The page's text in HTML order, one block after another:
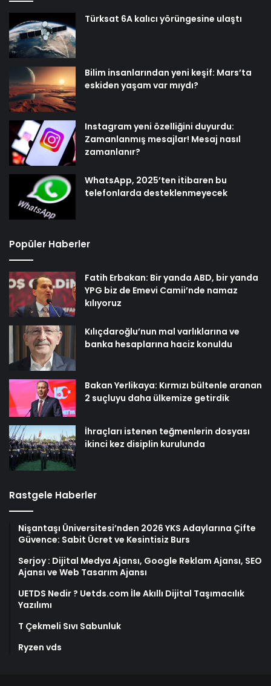
Türksat 6A kalıcı yörüngesine ulaştı
Bilim insanlarından yeni keşif: Mars’ta
eskiden yaşam var mıydı?
Instagram yeni özelliğini duyurdu:
Zamanlanmış mesajlar! Mesaj nasıl
zamanlanır?
WhatsApp, 2025’ten itibaren bu
telefonlarda desteklenmeyecek
Popüler Haberler
Fatih Erbakan: Bir yanda ABD, bir yanda
YPG biz de Emevi Camii’nde namaz
kılıyoruz
Kılıçdaroğlu’nun mal varlıklarına ve
banka hesaplarına haciz konuldu
Bakan Yerlikaya: Kırmızı bültenle aranan
2 suçluyu daha ülkemize getirdik
İhraçları istenen teğmenlerin dosyası
ikinci kez disiplin kurulunda
Rastgele Haberler
Nişantaşı Üniversitesi’nden 2026 YKS Adaylarına Çifte
Güvence: Sabit Ücret ve Kesintisiz Burs
Serjoy : Dijital Medya Ajansı, Google Reklam Ajansı, SEO
Ajansı ve Web Tasarım Ajansı
UETDS Nedir ? Uetds.com İle Akıllı Dijital Taşımacılık
Yazılımı
T Çekmeli Sıvı Sabunluk
Ryzen vds